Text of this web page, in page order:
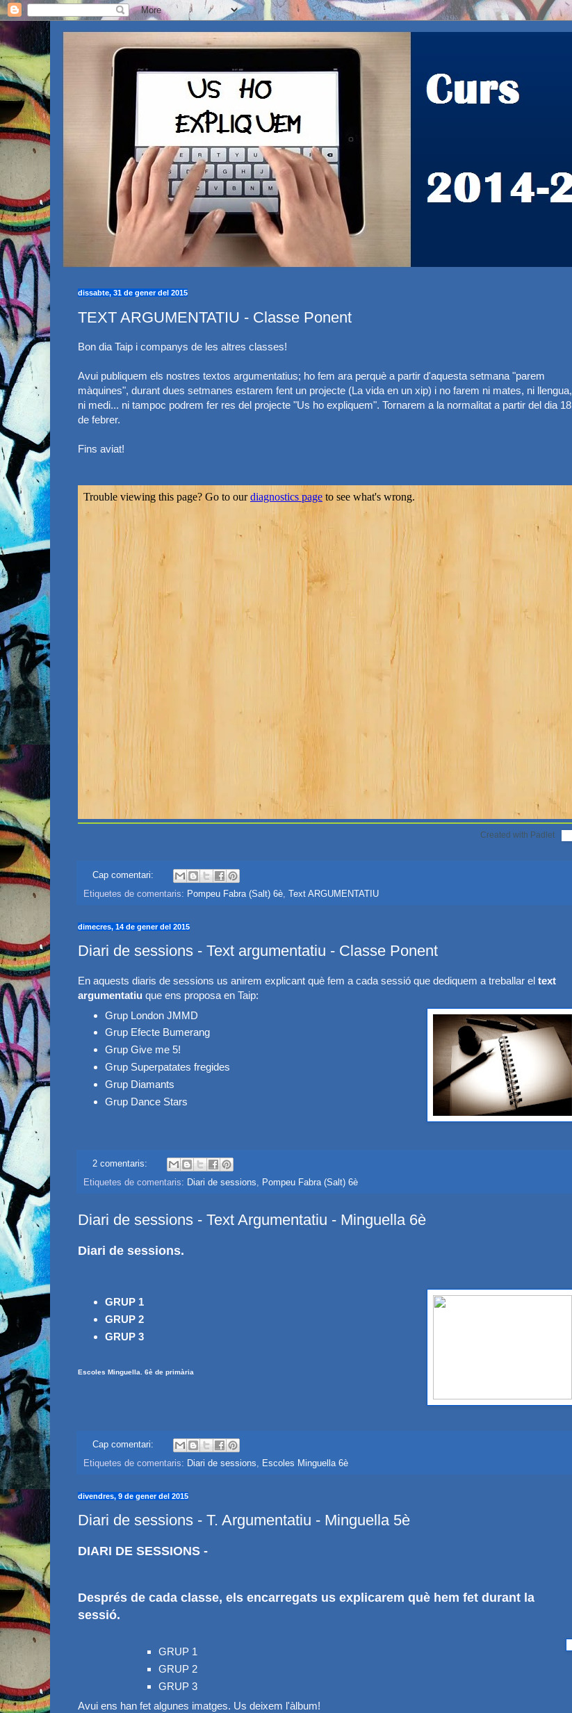
dissabte, 31 de gener del 2015
TEXT ARGUMENTATIU - Classe Ponent
Bon dia Taip i companys de les altres classes!
Avui publiquem els nostres textos argumentatius; ho fem ara perquè a partir d'aquesta setmana "parem
màquines", durant dues setmanes estarem fent un projecte (La vida en un xip) i no farem ni mates, ni llengua,
ni medi... ni tampoc podrem fer res del projecte "Us ho expliquem". Tornarem a la normalitat a partir del dia 18
de febrer.
Fins aviat!
Created with Padlet
Cap comentari:
Etiquetes de comentaris: Pompeu Fabra (Salt) 6è Text ARGUMENTATIU
dimecres, 14 de gener del 2015
Diari de sessions - Text argumentatiu - Classe Ponent
En aquests diaris de sessions us anirem explicant què fem a cada sessió que dediquem a treballar el text
argumentatiu que ens proposa en Taip:
Grup London JMMD
Grup Efecte Bumerang
Grup Give me 5!
Grup Superpatates fregides
Grup Diamants
Grup Dance Stars
2 comentaris:
Etiquetes de comentaris: Diari de sessions, Pompeu Fabra (Salt) 6è
Diari de sessions - Text Argumentatiu - Minguella 6è
Diari de sessions.
GRUP 1
GRUP 2
GRUP 3
Escoles Minguella. 6è de primària
Cap comentari:
Etiquetes de comentaris: Diari de sessions, Escoles Minguella 6è
divendres, 9 de gener del 2015
Diari de sessions - T. Argumentatiu - Minguella 5è
DIARI DE SESSIONS -
Després de cada classe, els encarregats us explicarem què hem fet durant la
sessió.
GRUP 1
GRUP 2
GRUP 3
Avui ens han fet algunes imatges. Us deixem l'àlbum!